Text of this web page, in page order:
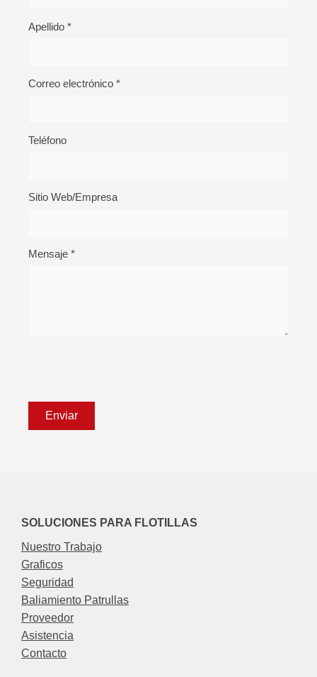
Apellido *
Correo electrónico *
Teléfono
Sitio Web/Empresa
Mensaje *
SOLUCIONES PARA FLOTILLAS
Nuestro Trabajo
Graficos
Seguridad
Baliamiento Patrullas
Proveedor
Asistencia
Contacto